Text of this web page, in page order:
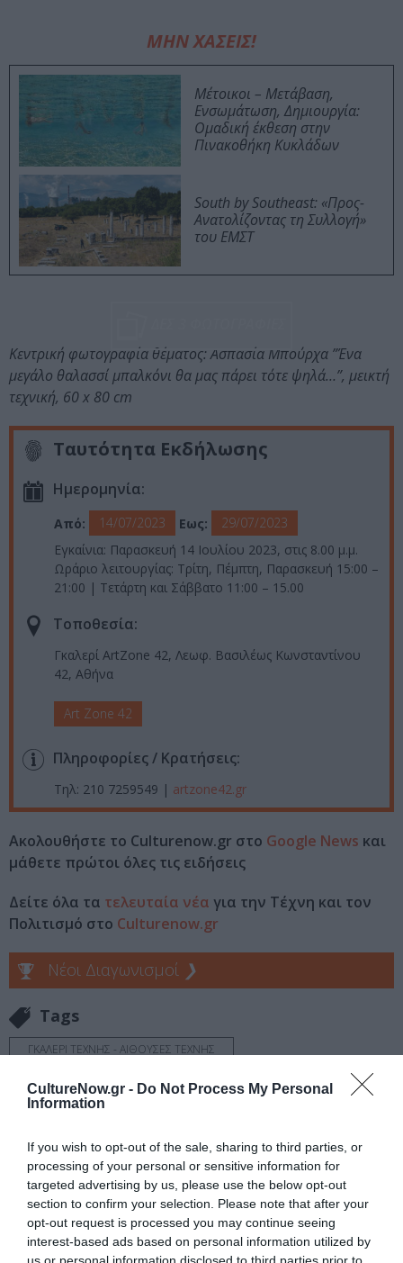
CultureNow.gr - Do Not Process My Personal
Information
If you wish to opt-out of the sale, sharing to third parties, or
processing of your personal or sensitive information for
targeted advertising by us, please use the below opt-out
section to confirm your selection. Please note that after your
opt-out request is processed you may continue seeing
interest-based ads based on personal information utilized by
ΜΗΝ ΧΑΣΕΙΣ!
Μέτοικοι – Μετάβαση,
Ενσωμάτωση, Δημιουργία:
Ομαδική έκθεση στην
Πινακοθήκη Κυκλάδων
South by Southeast: «Προς-
Ανατολίζοντας τη Συλλογή»
του ΕΜΣΤ
Κεντρική φωτογραφία θέματος: Ασπασία Μπούρχα ”Ένα
μεγάλο θαλασσί μπαλκόνι θα μας πάρει τότε ψηλά…”, μεικτή
τεχνική, 60 x 80 cm
Ταυτότητα Εκδήλωσης
Ημερομηνία:
Από: 14/07/2023 Εως:
29/07/2023
Εγκαίνια: Παρασκευή 14 Ιουλίου 2023, στις 8.00 μ.μ.
Ωράριο λειτουργίας: Τρίτη, Πέμπτη, Παρασκευή 15:00 –
21:00 | Τετάρτη και Σάββατο 11:00 – 15.00
Τοποθεσία:
Γκαλερί ArtZone 42, Λεωφ. Βασιλέως Κωνσταντίνου
42, Αθήνα
Art Zone 42
Πληροφορίες / Κρατήσεις:
Τηλ: 210 7259549 | artzone42.gr
Ακολουθήστε το Culturenow.gr στο Google News και
μάθετε πρώτοι όλες τις ειδήσεις
Δείτε όλα τα τελευταία νέα για την Τέχνη και τον
Πολιτισμό στο Culturenow.gr
Νέοι Διαγωνισμοί ❯
Tags
ΓΚΑΛΕΡΙ ΤΕΧΝΗΣ - ΑΙΘΟΥΣΕΣ ΤΕΧΝΗΣ
ΕΙΚΑΣΤΙΚΕΣ ΕΚΘΕΣΕΙΣ
Newsletter
Κάθε βδομάδα στο e-mail σας τα τελευταία νέα για
την Τέχνη και τον Πολιτισμό!